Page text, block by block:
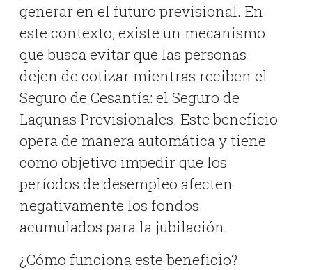
generar en el futuro previsional. En
este contexto, existe un mecanismo
que busca evitar que las personas
dejen de cotizar mientras reciben el
Seguro de Cesantía: el Seguro de
Lagunas Previsionales. Este beneficio
opera de manera automática y tiene
como objetivo impedir que los
períodos de desempleo afecten
negativamente los fondos
acumulados para la jubilación.
¿Cómo funciona este beneficio?